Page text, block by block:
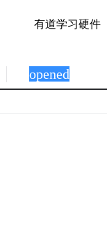
有道学习硬件